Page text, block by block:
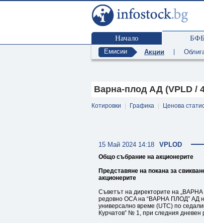
Начало БФБ
Емисии Акции
Варна-плод АД (VPLD /
Котировки Графика Ценова
VPLOD
15 Май 2024 14:18
Общо събрание на акционерите
Представяне на покана за
акционерите
Съветът на директорите на
редовно ОСA на “ВАРНА ПЛОД” АД
универсално време (UTC) по
Курчатов” № 1, при следния дневен